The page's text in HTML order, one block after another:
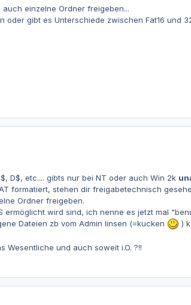
einzelne Ordner freigeben...
oder gibt es Unterschiede zwischen Fat16 und
D$, etc.... gibts nur bei NT oder auch Win 2k
formatiert, stehen dir freigabetechnisch
Ordner freigeben.
ermöglicht wird sind, ich nenne es jetzt mal
Dateien zb vom Admin linsen (=kucken
)
Wesentliche und auch soweit i.O. ?!!